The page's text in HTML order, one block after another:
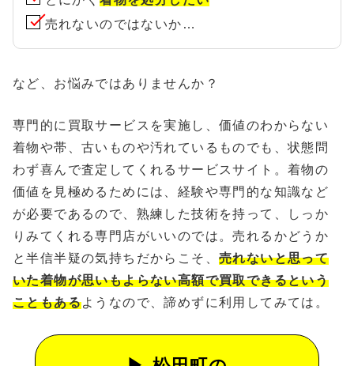
売れないのではないか…
など、お悩みではありませんか？
専門的に買取サービスを実施し、価値のわからない
着物や帯、古いものや汚れているものでも、状態問
わず喜んで査定してくれるサービスサイト。着物の
価値を見極めるためには、経験や専門的な知識など
が必要であるので、熟練した技術を持って、しっか
りみてくれる専門店がいいのでは。売れるかどうか
と半信半疑の気持ちだからこそ、 売れないと思って
いた着物が思いもよらない高額で買取できるという
こともあるようなので、諦めずに利用してみては。